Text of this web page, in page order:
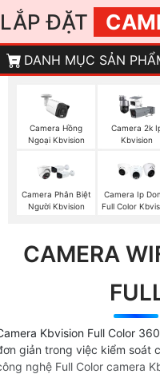
LẮP ĐẶT
DANH MỤC SẢN
Camera Hồng
Ngoại Kbvision
Camera 2k
Kbvision
Camera Phân Biệt
Người Kbvision
Camera Ip
Full Color
CAMERA
Kbvision Full Color
giản trong việc kiểm soát
nghệ Full Color camera